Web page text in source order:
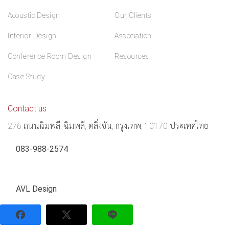
Contact us
276 ถนนฉิมพลี, ฉิมพลี, ตลิ่งชัน, กรุงเทพ, 10170 ประเทศไทย
083-988-2574
AVL Design
Acoustic Design
Interior Design
Conference Room Design
Case Study
Our Clients
Association
Resources
© AVL 2024 All rights reserved.